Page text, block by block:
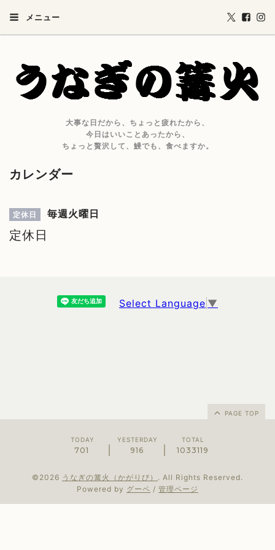
メニュー
大事な日だから、ちょっと疲れたから、
今日はいいことあったから、
ちょっと贅沢して、鰻でも、食べますか。
カレンダー
定休日 毎週火曜日
定休日
Select Language ▼
PAGE TOP
TODAY
701
YESTERDAY
916
TOTAL
1033119
©2026 うなぎの篝火（かがりび） . All Rights Reserved.
Powered by グーペ / 管理ページ